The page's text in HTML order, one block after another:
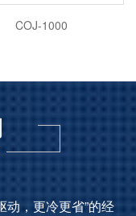
COJ-1000
动，更冷更省”的经